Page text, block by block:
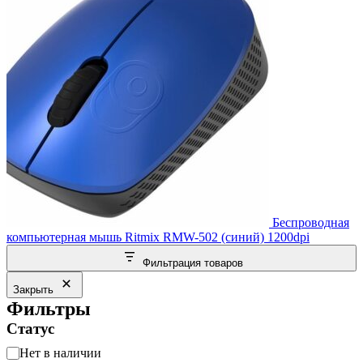
Беспроводная
компьютерная мышь Ritmix RMW-502 (синий) 1200dpi
Фильтрация товаров
Закрыть
Фильтры
Статус
Статус
Нет в наличии